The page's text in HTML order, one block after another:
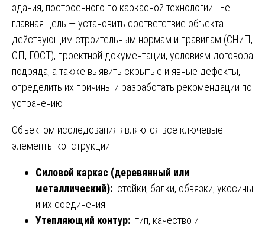
здания, построенного по каркасной технологии. Её
главная цель — установить соответствие объекта
действующим строительным нормам и правилам (СНиП,
СП, ГОСТ), проектной документации, условиям договора
подряда, а также выявить скрытые и явные дефекты,
определить их причины и разработать рекомендации по
устранению .
Объектом исследования являются все ключевые
элементы конструкции:
Силовой каркас (деревянный или
металлический): стойки, балки, обвязки, укосины
и их соединения.
Утепляющий контур: тип, качество и